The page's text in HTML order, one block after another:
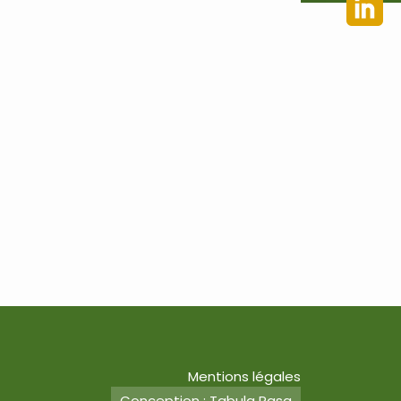
Mentions légales